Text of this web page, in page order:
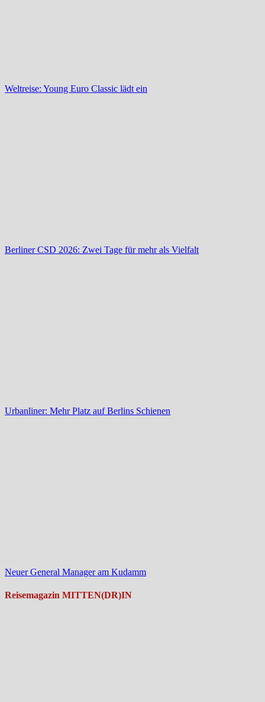
Weltreise: Young Euro Classic lädt ein
Berliner CSD 2026: Zwei Tage für mehr als Vielfalt
Urbanliner: Mehr Platz auf Berlins Schienen
Neuer General Manager am Kudamm
Reisemagazin MITTEN(DR)IN